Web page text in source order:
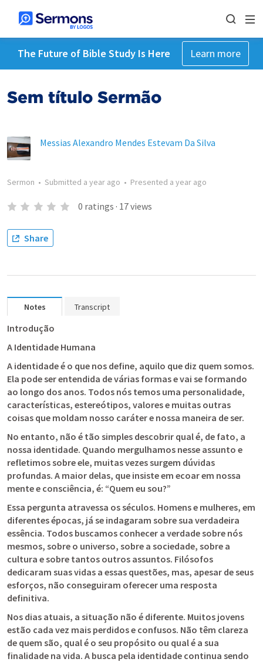
The Future of Bible Study Is Here Learn more
Sem título Sermão
Messias Alexandro Mendes Estevam Da Silva
Sermon • Submitted a year ago • Presented a year ago
0 ratings · 17views
Share
Notes Transcript
Introdução
A Identidade Humana
A identidade é o que nos define, aquilo que diz quem somos.
Ela pode ser entendida de várias formas e vai se formando
ao longo dos anos. Todos nós temos uma personalidade,
características, estereótipos, valores e muitas outras
coisas que moldam nosso caráter e nossa maneira de ser.
No entanto, não é tão simples descobrir qual é, de fato, a
nossa identidade. Quando mergulhamos nesse assunto e
refletimos sobre ele, muitas vezes surgem dúvidas
profundas. A maior delas, que insiste em ecoar em nossa
mente e consciência, é: “Quem eu sou?”
Essa pergunta atravessa os séculos. Homens e mulheres, em
diferentes épocas, já se indagaram sobre sua verdadeira
essência. Todos buscamos conhecer a verdade sobre nós
mesmos, sobre o universo, sobre a sociedade, sobre a
cultura e sobre tantos outros assuntos. Filósofos
dedicaram suas vidas a essas questões, mas, apesar de seus
esforços, não conseguiram oferecer uma resposta
definitiva.
Nos dias atuais, a situação não é diferente. Muitos jovens
estão cada vez mais perdidos e confusos. Não têm clareza
de quem são, qual é o seu propósito ou qual é a sua
finalidade na vida. A busca pela identidade continua sendo